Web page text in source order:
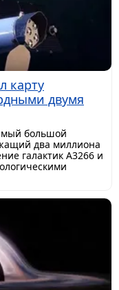
карту
двумя
большой
два миллиона
галактик A3266 и